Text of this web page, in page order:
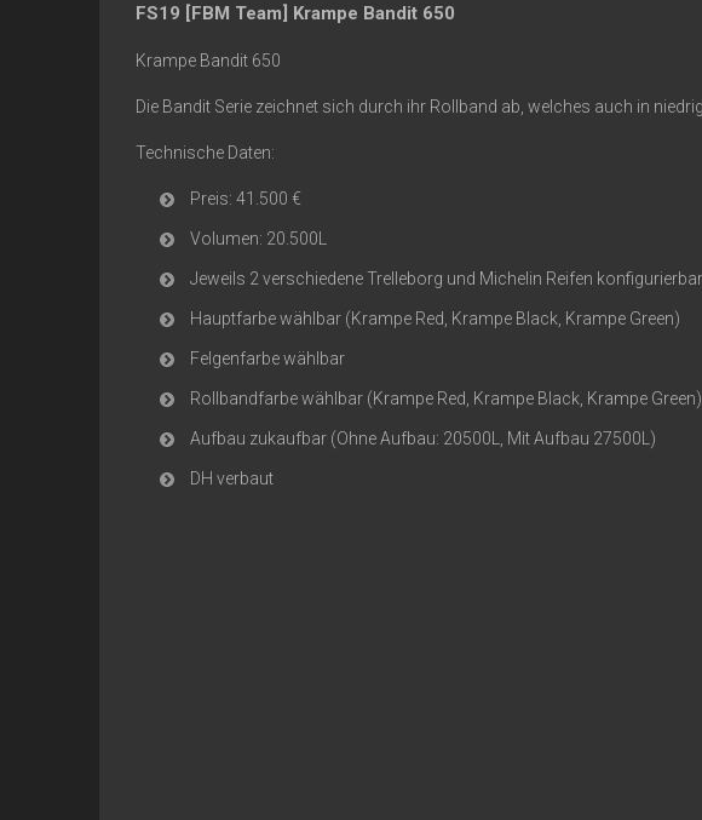
FS19 [FBM Team] Krampe Bandit 650
Krampe Bandit 650
Die Bandit Serie zeichnet sich durch ihr Rollband ab, welches auch in
Technische Daten:
Preis: 41.500 €
Volumen: 20.500L
Jeweils 2 verschiedene Trelleborg und Michelin Reifen konfigurierbar
Hauptfarbe wählbar (Krampe Red, Krampe Black, Krampe Green)
Felgenfarbe wählbar
Rollbandfarbe wählbar (Krampe Red, Krampe Black, Krampe Green)
Aufbau zukaufbar (Ohne Aufbau: 20500L, Mit Aufbau 27500L)
DH verbaut